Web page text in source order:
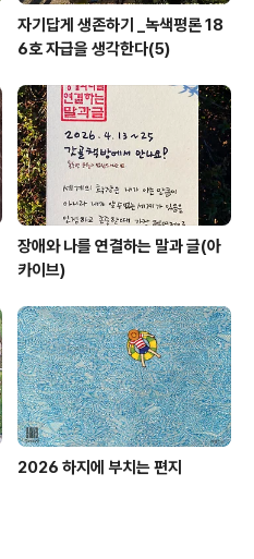
자기답게 생존하기 _녹색평론 18
6호 자급을 생각한다(5)
장애와 나를 연결하는 말과 글(아
카이브)
2026 하지에 부치는 편지